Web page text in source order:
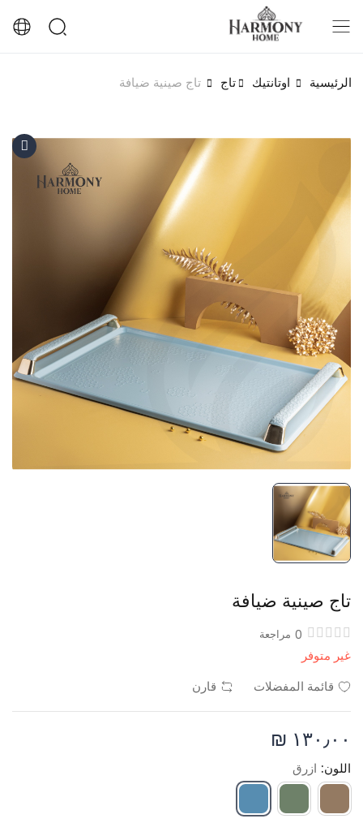
الرئيسية اوتانتيك تاج تاج صينية ضيافة
تاج صينية ضيافة
0 مراجعة
غير متوفر
قائمة المفضلات
قارن
١٣٠٫٠٠ ₪
اللون: ازرق